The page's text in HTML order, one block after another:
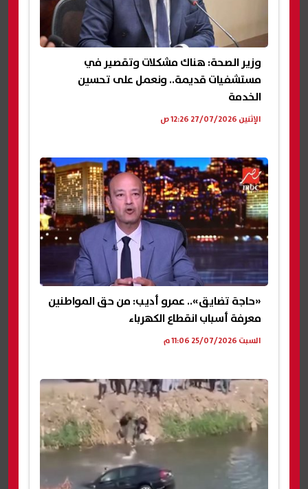
وزير الصحة: هناك مشكلات وتقصير في
مستشفيات قديمة.. ونعمل على تحسين
الخدمة
الإثنين 27/07/2026 12:26 ص
«حاجة تضايق».. عمرو أديب: من حق المواطنين
معرفة أسباب انقطاع الكهرباء
السبت 25/07/2026 11:06 م